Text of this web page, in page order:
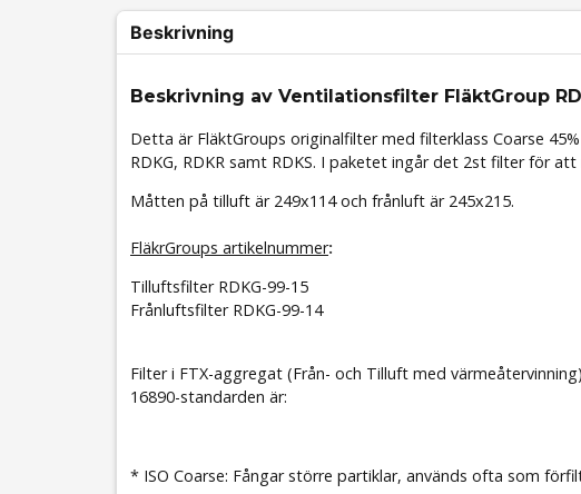
Beskrivning
Beskrivning av Ventilationsfilter FläktGroup
Detta är FläktGroups originalfilter med filterklass Coarse
RDKG, RDKR samt RDKS. I paketet ingår det 2st filter för
Måtten på tilluft är 249x114 och frånluft är 245x215.
FläkrGroups artikelnummer:
Tilluftsfilter RDKG-99-15
Frånluftsfilter RDKG-99-14
Filter i FTX-aggregat (Från- och Tilluft med
16890-standarden är:
* ISO Coarse: Fångar större partiklar, används ofta som